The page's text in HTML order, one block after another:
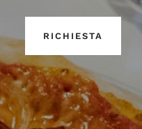
RICHIESTA